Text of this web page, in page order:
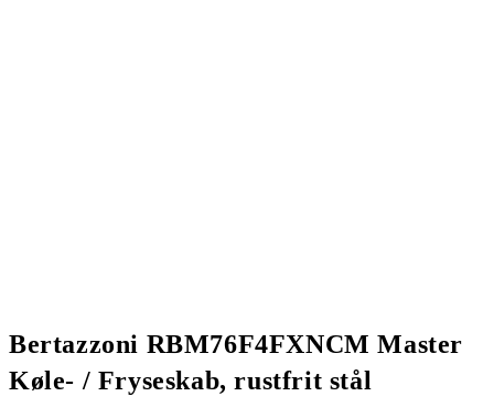
Bertazzoni RBM76F4FXNCM Master
Køle- / Fryseskab, rustfrit stål